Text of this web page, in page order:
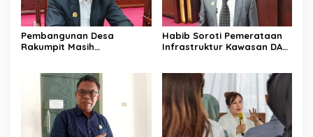
Pembangunan Desa
Rakumpit Masih
Habib Soroti Pemerataan
Infrastruktur Kawasan DAS